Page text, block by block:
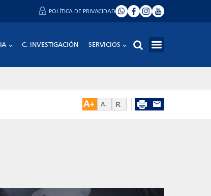
POLÍTICA DE PRIVACIDAD
C. INVESTIGACIÓN SERVICIOS